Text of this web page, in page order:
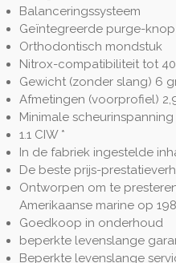
Balanceringssysteem
Geïntegreerde purge-knop
Orthodontisch mondstuk
Nitrox-compatibiliteit tot
Gewicht (zonder slang) 6
Afmetingen (voorprofiel)
Minimale scheurinspanning
1.1 CIW *
In de fabriek ingestelde
De beste prijs-
Ontworpen om te
Amerikaanse marine op
Goedkoop in onderhoud
beperkte levenslange
Beperkte levenslange